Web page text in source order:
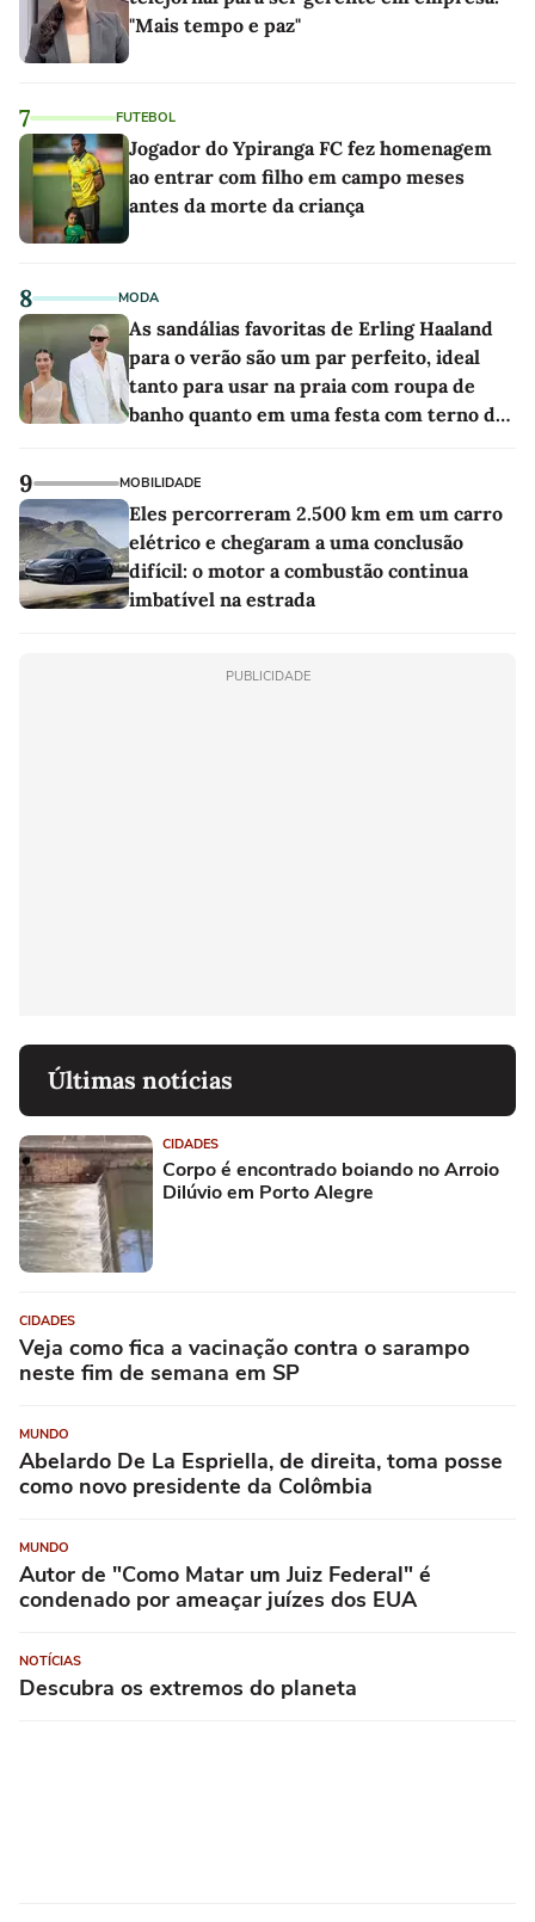
"Mais tempo e paz"
7 FUTEBOL
Jogador do Ypiranga FC fez homenagem
ao entrar com filho em campo meses
antes da morte da criança
8 MODA
As sandálias favoritas de Erling Haaland
para o verão são um par perfeito, ideal
tanto para usar na praia com roupa de
banho quanto em uma festa com terno de
9 MOBILIDADE
Eles percorreram 2.500 km em um carro
elétrico e chegaram a uma conclusão
difícil: o motor a combustão continua
imbatível na estrada
PUBLICIDADE
Últimas notícias
CIDADES
Corpo é encontrado boiando no Arroio
Dilúvio em Porto Alegre
CIDADES
Veja como fica a vacinação contra o sarampo
neste fim de semana em SP
MUNDO
Abelardo De La Espriella, de direita, toma posse
como novo presidente da Colômbia
MUNDO
Autor de "Como Matar um Juiz Federal" é
condenado por ameaçar juízes dos EUA
NOTÍCIAS
Descubra os extremos do planeta